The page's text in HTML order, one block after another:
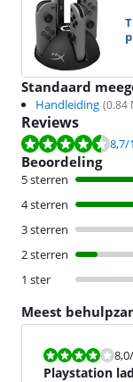
Standaard
Handleiding (0.84
Reviews
Beoordeling is 8,7 van de
8,7/
Beoordeling
5 sterren
4 sterren
3 sterren
2 sterren
1 ster
Meest
Beoordeling is 8,0 8,0
Playstation